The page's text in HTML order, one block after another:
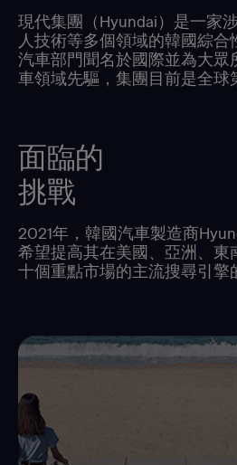
現代集團（Hyundai）是一家
人技術等多個領域的韓國綜
汽車部門聞名於國際並為大眾
車領域先驅，集團目前是全球
面臨的
挑戰
2021年，韓國汽車製造商
希望提高其在美國、亞洲、東
十個重點市場的主流搜尋引擎